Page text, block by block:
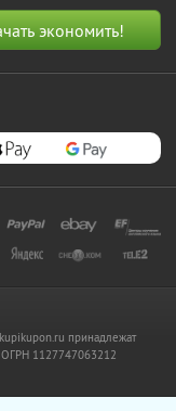
принадлежат
1127747063212